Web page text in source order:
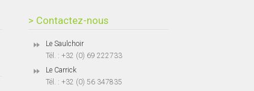
> Contactez-nous
Le Saulchoir
Tél. : +32 (0) 69 222733
Le Carrick
Tél. : +32 (0) 56 347835